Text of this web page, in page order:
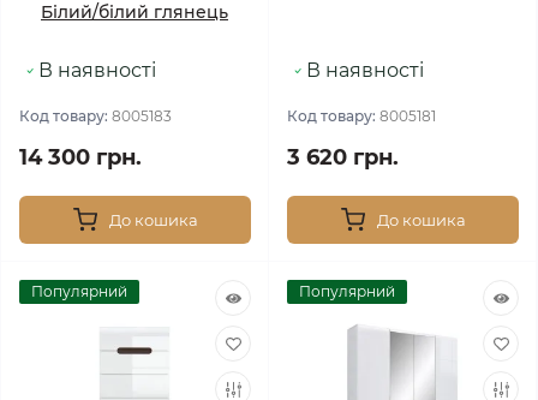
Білий/білий глянець
В наявності
Код товару: 8005183
14 300 грн.
До кошика
В наявності
Код товару: 8005181
3 620 грн.
До кошика
Популярний Популярний